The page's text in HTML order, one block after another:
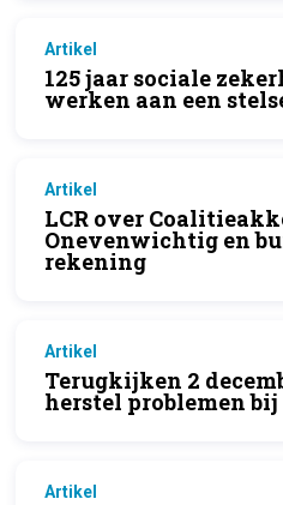
Artikel
125 jaar sociale
werken aan een
Artikel
LCR over
Onevenwichtig en
rekening
Artikel
Terugkijken 2
herstel problemen
Artikel